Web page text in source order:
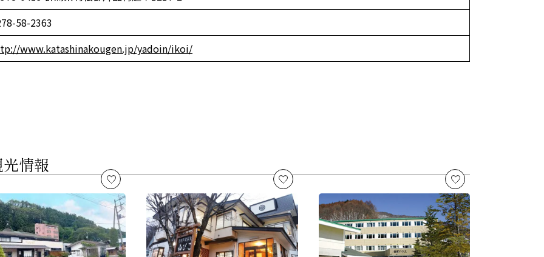
58-2363
www.katashinakougen.jp/yadoin/ikoi/
情報